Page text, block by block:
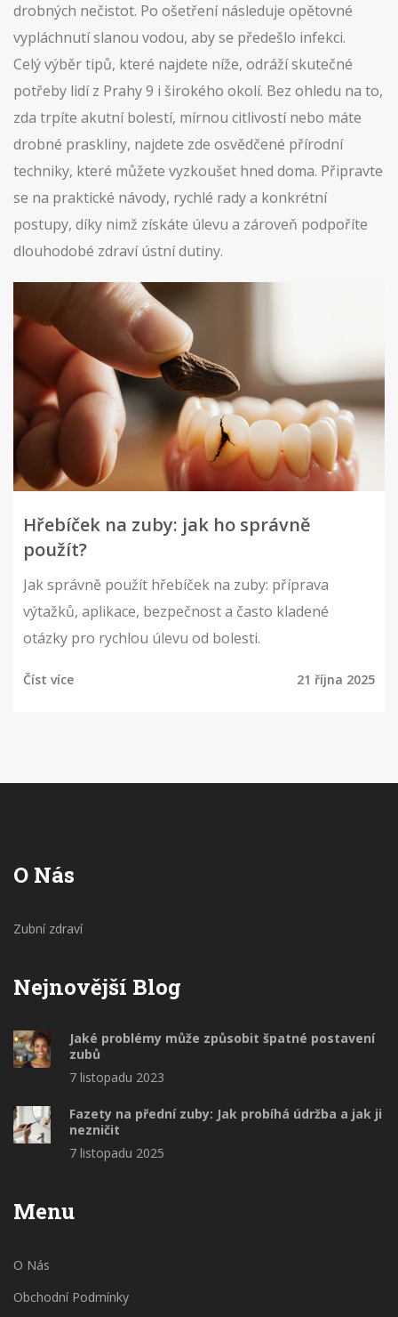
drobných nečistot. Po ošetření následuje opětovné
vypláchnutí slanou vodou, aby se předešlo infekci.
Celý výběr tipů, které najdete níže, odráží skutečné
potřeby lidí z Prahy 9 i širokého okolí. Bez ohledu na to,
zda trpíte akutní bolestí, mírnou citlivostí nebo máte
drobné praskliny, najdete zde osvědčené přírodní
techniky, které můžete vyzkoušet hned doma. Připravte
se na praktické návody, rychlé rady a konkrétní
postupy, díky nimž získáte úlevu a zároveň podpoříte
dlouhodobé zdraví ústní dutiny.
Hřebíček na zuby: jak ho správně
použít?
Jak správně použít hřebíček na zuby: příprava
výtažků, aplikace, bezpečnost a často kladené
otázky pro rychlou úlevu od bolesti.
Číst více 21 října 2025
O Nás
Zubní zdraví
Nejnovější Blog
Jaké problémy může způsobit špatné postavení
zubů
7 listopadu 2023
Fazety na přední zuby: Jak probíhá údržba a jak ji
nezničit
7 listopadu 2025
Menu
O Nás
Obchodní Podmínky